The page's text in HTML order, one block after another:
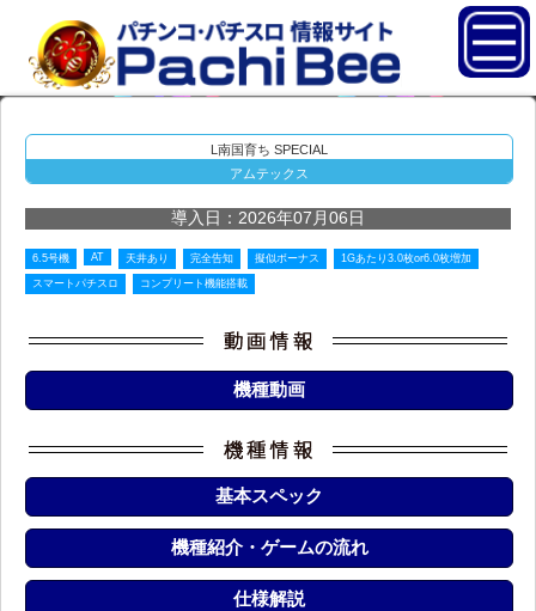
L南国育ち SPECIAL
アムテックス
導入日：2026年07月06日
6.5号機 AT 天井あり 完全告知 擬似ボーナス 1Gあたり3.0枚or6.0枚増加
スマートパチスロ コンプリート機能搭載
機種動画
基本スペック
機種紹介・ゲームの流れ
仕様解説